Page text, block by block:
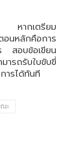
ก หากเตรียม
อนหลักคือการ
สอบข้อเขียน
รถรับใบขับขี่
ารได้ทันที
ะ